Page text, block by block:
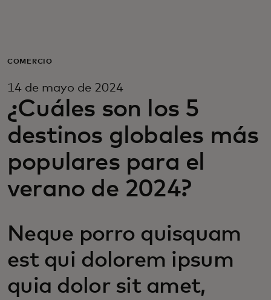
Para empresas
Para el mundo
Para innovadores
Noticias y tendencias
COMERCIO
14 de mayo de 2024
¿Cuáles son los 5
destinos globales más
populares para el
verano de 2024?
Neque porro quisquam
est qui dolorem ipsum
quia dolor sit amet,